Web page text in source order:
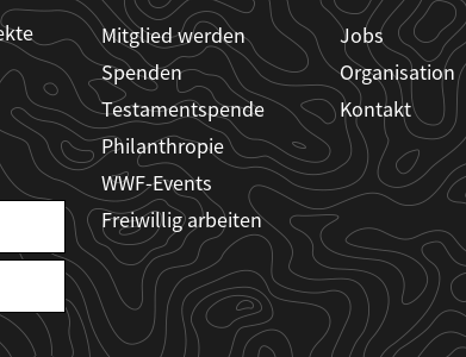
Mitglied werden
Spenden
Testamentspende
Philanthropie
WWF-Events
Freiwillig arbeiten
Jobs
Organisation
Kontakt